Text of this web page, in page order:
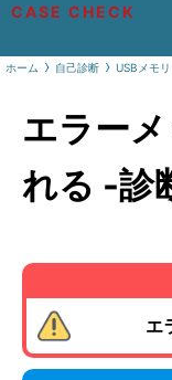
CASE CHECK
ホーム 自己診断 USBメモ
エラー
れる -診
エ